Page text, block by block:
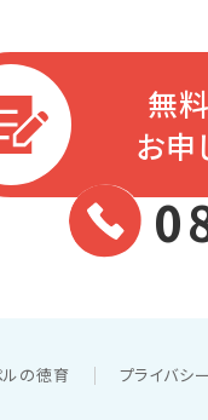
無
お申
ルの徳育 プライバシ